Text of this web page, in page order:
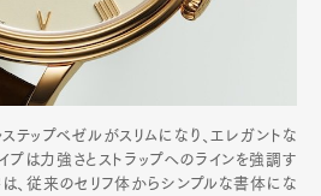
テップベゼルがスリムになり、エレガントな
プは力強さとストラップへのラインを強調す
は、従来のセリフ体からシンプルな書体にな